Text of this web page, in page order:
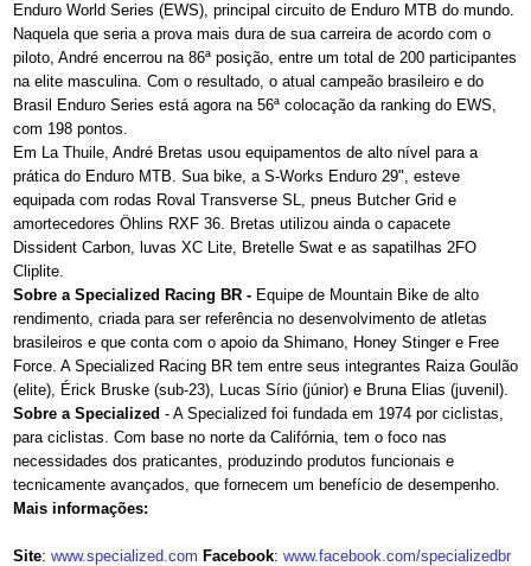
Enduro World Series (EWS), principal circuito de Enduro MTB do mundo.
Naquela que seria a prova mais dura de sua carreira de acordo com o
piloto, André encerrou na 86ª posição, entre um total de 200 participantes
na elite masculina. Com o resultado, o atual campeão brasileiro e do
Brasil Enduro Series está agora na 56ª colocação da ranking do EWS,
com 198 pontos.
Em La Thuile, André Bretas usou equipamentos de alto nível para a
prática do Enduro MTB. Sua bike, a S-Works Enduro 29", esteve
equipada com rodas Roval Transverse SL, pneus Butcher Grid e
amortecedores Öhlins RXF 36. Bretas utilizou ainda o capacete
Dissident Carbon, luvas XC Lite, Bretelle Swat e as sapatilhas 2FO
Cliplite.
Sobre a Specialized Racing BR - Equipe de Mountain Bike de alto
rendimento, criada para ser referência no desenvolvimento de atletas
brasileiros e que conta com o apoio da Shimano, Honey Stinger e Free
Force. A Specialized Racing BR tem entre seus integrantes Raiza Goulão
(elite), Érick Bruske (sub-23), Lucas Sírio (júnior) e Bruna Elias (juvenil).
Sobre a Specialized - A Specialized foi fundada em 1974 por ciclistas,
para ciclistas. Com base no norte da Califórnia, tem o foco nas
necessidades dos praticantes, produzindo produtos funcionais e
tecnicamente avançados, que fornecem um benefício de desempenho.
Mais informações:
Site: www.specialized.com Facebook: www.facebook.com/specializedbr